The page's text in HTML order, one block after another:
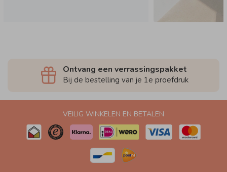
Ontvang een verrassingspakket
Bij de bestelling van je 1e proefdruk
VEILIG WINKELEN EN BETALEN